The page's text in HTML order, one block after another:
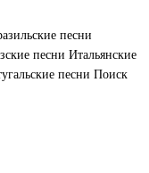
песни
песни Итальянские
песни Поиск